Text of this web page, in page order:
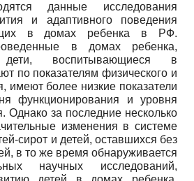
данные исследования
и адаптивного поведения
в домах ребенка в РФ.
в домах ребенка,
воспитывающиеся в
по показателям физического и
имеют более низкие показатели
функционирования и уровня
Однако за последние несколько
изменения в системе
сирот и детей, оставшихся без
в то же время обнаруживается
научных исследований,